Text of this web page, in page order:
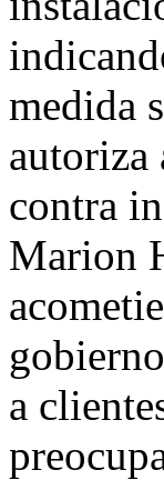
medida
autoriza
contra
Marion
a